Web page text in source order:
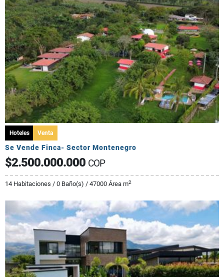
Hoteles Venta
Se Vende Finca- Sector Montenegro
$2.500.000.000 COP
14 Habitaciones / 0 Baño(s) / 47000 Área m2